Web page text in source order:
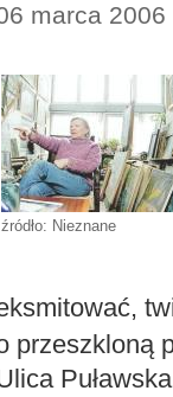
marca
źródło: Nieznane
przeszkloną